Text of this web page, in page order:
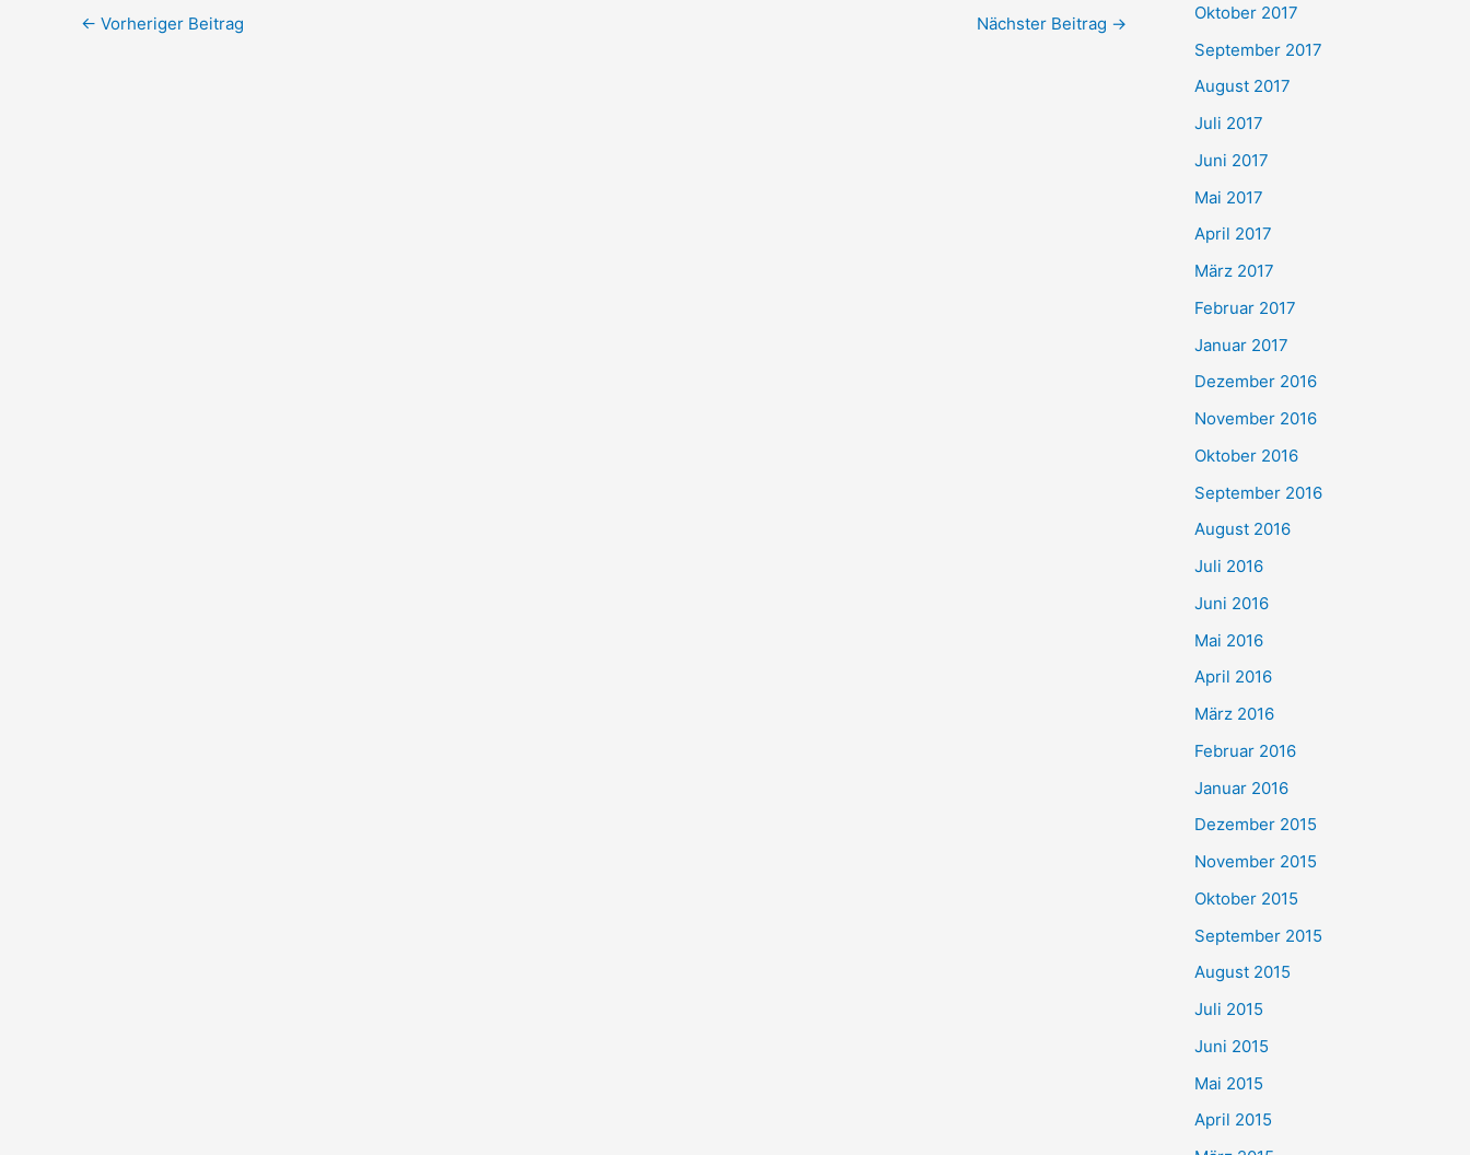
← Vorheriger Beitrag Nächster Beitrag →
Oktober 2017
September 2017
August 2017
Juli 2017
Juni 2017
Mai 2017
April 2017
März 2017
Februar 2017
Januar 2017
Dezember 2016
November 2016
Oktober 2016
September 2016
August 2016
Juli 2016
Juni 2016
Mai 2016
April 2016
März 2016
Februar 2016
Januar 2016
Dezember 2015
November 2015
Oktober 2015
September 2015
August 2015
Juli 2015
Juni 2015
Mai 2015
April 2015